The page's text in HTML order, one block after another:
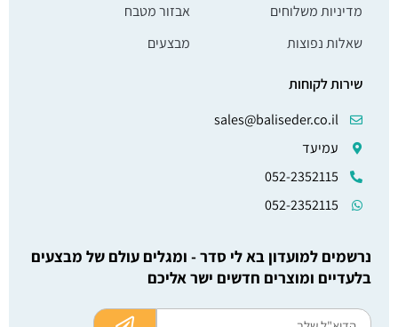
מדיניות משלוחים
שאלות נפוצות
אבזור מטבח
מבצעים
שירות לקוחות
sales@baliseder.co.il
עמיעד
052-2352115
052-2352115
נרשמים למועדון בא לי סדר - ומגלים עולם של מבצעים
בלעדיים ומוצרים חדשים ישר אליכם